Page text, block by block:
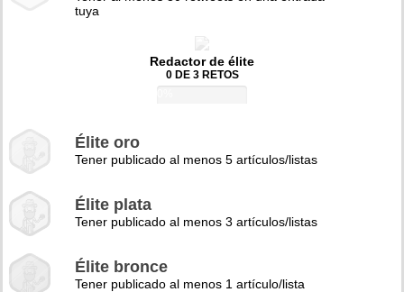
tuya
Redactor de élite
0 DE 3 RETOS
Élite oro
Tener publicado al menos 5 artículos/listas
Élite plata
Tener publicado al menos 3 artículos/listas
Élite bronce
Tener publicado al menos 1 artículo/lista